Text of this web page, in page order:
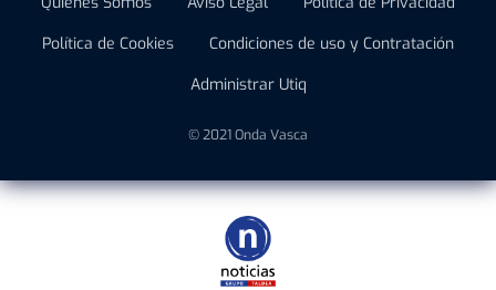
Política de Cookies
Condiciones de uso y Contratación
Administrar Utiq
© 2021 Onda Vasca